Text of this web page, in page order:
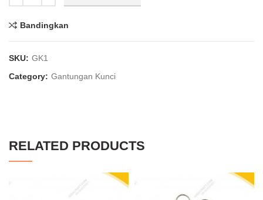
Bandingkan
SKU: GK1
Category: Gantungan Kunci
RELATED PRODUCTS